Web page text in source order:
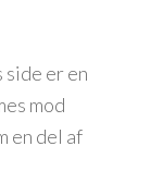
side er en
mod
en del af